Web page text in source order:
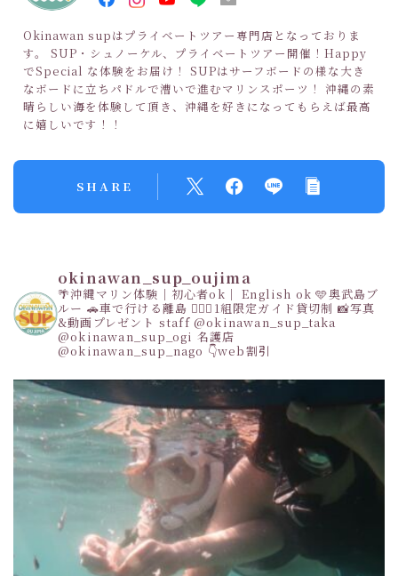
Okinawan supはプライベートツアー専門店となっておりま
す。 SUP・シュノーケル、プライベートツアー開催！Happy
でSpecial な体験をお届け！ SUPはサーフボードの様な大き
なボードに立ちパドルで漕いで進むマリンスポーツ！ 沖縄の素
晴らしい海を体験して頂き、沖縄を好きになってもらえば最高
に嬉しいです！！
SHARE
okinawan_sup_oujima
🌴沖縄マリン体験｜初心者ok｜ English ok 🩵奥武島ブ
ルー 🚗車で行ける離島 👩‍❤️‍👩1組限定ガイド貸切制 📸写真
&動画プレゼント staff@okinawan_sup_taka
@okinawan_sup_ogi 名護店
@okinawan_sup_nago 👇web割引